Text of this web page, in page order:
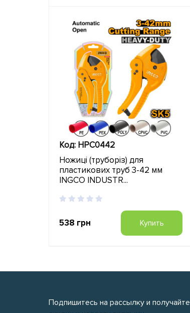
Код: HPC0442
Ножиці (труборіз) для
пластикових труб 3-42 мм
INGCO INDUSTR...
538 грн Купить
Подпишитесь на рассылку и получайте